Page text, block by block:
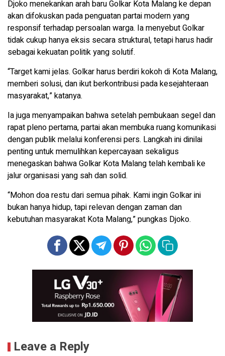
Djoko menekankan arah baru Golkar Kota Malang ke depan
akan difokuskan pada penguatan partai modern yang
responsif terhadap persoalan warga. Ia menyebut Golkar
tidak cukup hanya eksis secara struktural, tetapi harus hadir
sebagai kekuatan politik yang solutif.
“Target kami jelas. Golkar harus berdiri kokoh di Kota Malang,
memberi solusi, dan ikut berkontribusi pada kesejahteraan
masyarakat,” katanya.
Ia juga menyampaikan bahwa setelah pembukaan segel dan
rapat pleno pertama, partai akan membuka ruang komunikasi
dengan publik melalui konferensi pers. Langkah ini dinilai
penting untuk memulihkan kepercayaan sekaligus
menegaskan bahwa Golkar Kota Malang telah kembali ke
jalur organisasi yang sah dan solid.
“Mohon doa restu dari semua pihak. Kami ingin Golkar ini
bukan hanya hidup, tapi relevan dengan zaman dan
kebutuhan masyarakat Kota Malang,” pungkas Djoko.
Leave a Reply